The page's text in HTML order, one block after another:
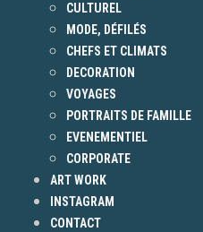
CULTUREL
MODE, DÉFILÉS
CHEFS ET CLIMATS
DECORATION
VOYAGES
PORTRAITS DE FAMILLE
EVENEMENTIEL
CORPORATE
ART WORK
INSTAGRAM
CONTACT